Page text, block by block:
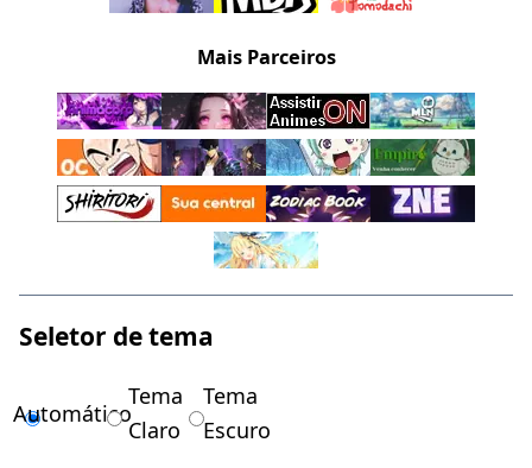
Mais Parceiros
Seletor de tema
Automático
Tema
Claro
Tema
Escuro